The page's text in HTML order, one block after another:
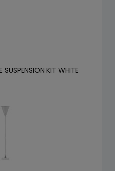
KIT WHITE